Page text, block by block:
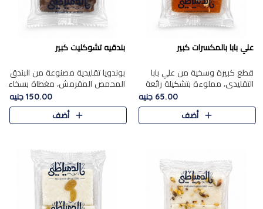
علي بابا بالمكسرات كبير
قطع كبيرة وسخية من علي بابا
التقليدي، مملوءة بتشكيلة رائعة
من المكسرات المحمصة المحمرة.
65.00 جنيه
أضف
بندقيه تشوكليت كبير
بوندويا تقليدية مصنوعة من البندق
المحمص المقرمش، مغطاة بسخاء
بشوكولاتة فاخرة غنية لتحقيق
التوازن المثالي بين قوام القرمشة
ونكهة الشوكولاتة ا..
150.00 جنيه
أضف